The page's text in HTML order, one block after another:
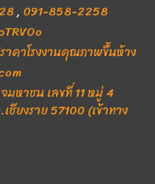
, 091-858-2258
คาโรงงานคุณภาพขึ้นห้าง
มหาชน เลขที่ 11 หมู่ 4
ยงราย 57100 (เข้าทาง